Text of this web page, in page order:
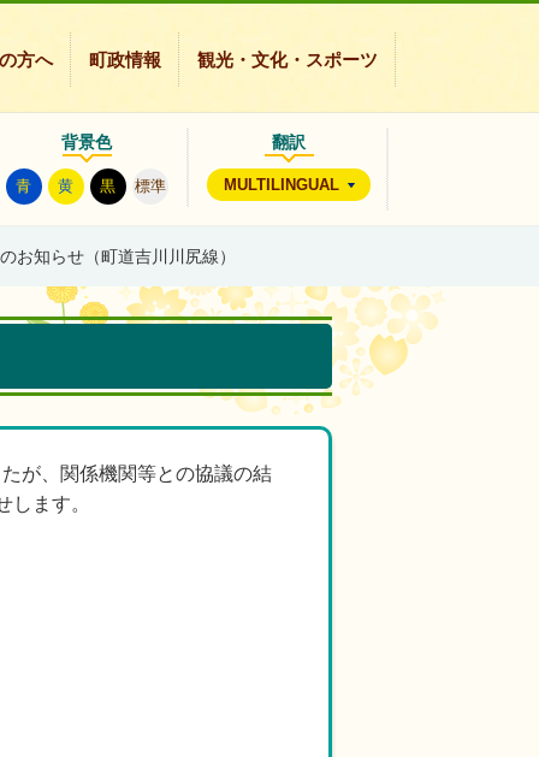
方へ 町政情報 観光・文化・スポーツ
背景色
青 黄 黒 標準
翻訳
MULTILINGUAL
お知らせ（町道吉川川尻線）
が、関係機関等との協議の結
す。